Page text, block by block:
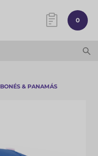
0
BONÉS & PANAMÁS